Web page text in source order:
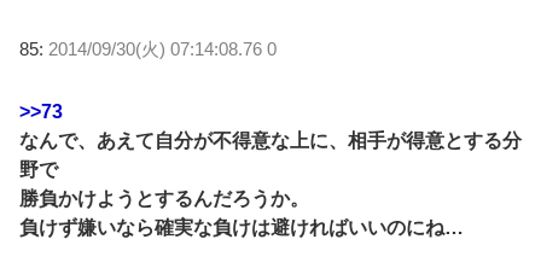
85: 2014/09/30(火) 07:14:08.76 0
>>73
なんで、あえて自分が不得意な上に、相手が得意とする分
野で
勝負かけようとするんだろうか。
負けず嫌いなら確実な負けは避ければいいのにね…